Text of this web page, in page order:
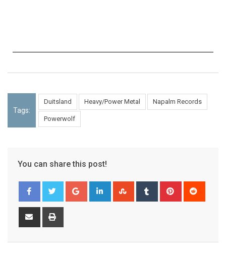
Tags:
Duitsland Heavy/Power Metal Napalm Records
Powerwolf
You can share this post!